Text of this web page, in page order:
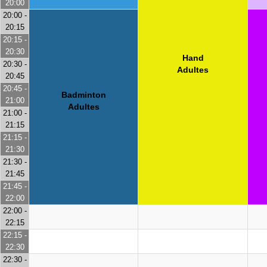
Hand
Adultes
20:00
20:00 -
20:15
Badminton
Adultes
20:15 -
20:30
20:30 -
20:45
20:45 -
21:00
21:00 -
21:15
21:15 -
21:30
21:30 -
21:45
21:45 -
22:00
22:00 -
22:15
22:15 -
22:30
22:30 -